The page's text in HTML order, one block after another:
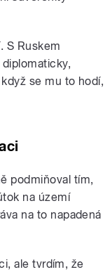
S Ruskem
se mu to hodí,
podmiňoval tím,
na území
na to napadená
ale tvrdím, že